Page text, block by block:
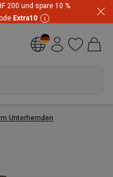
200 und spare 10 %
Extra10
Unterhemden